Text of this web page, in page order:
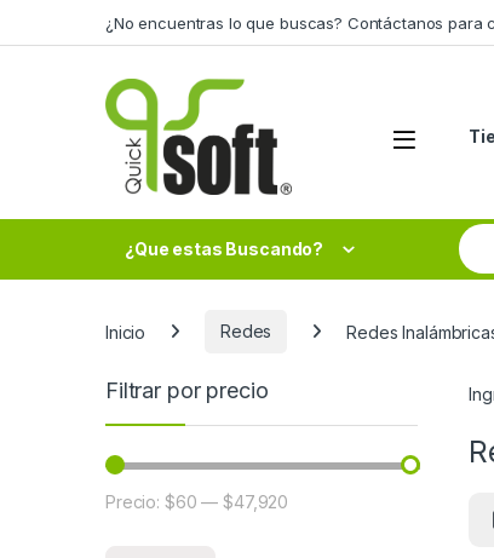
¿No encuentras lo que buscas? Contáctanos para
¿Que estas Buscando?
Inicio Redes Redes
Filtrar por precio
Precio mínimo
Precio máximo
Precio: $60 —$47,920